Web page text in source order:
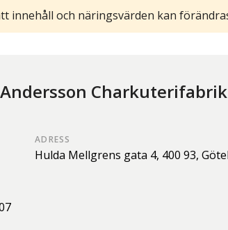
innehåll och näringsvärden kan
Charkuterifabrik
ADRESS
Hulda Mellgrens gata 4, 400 93,